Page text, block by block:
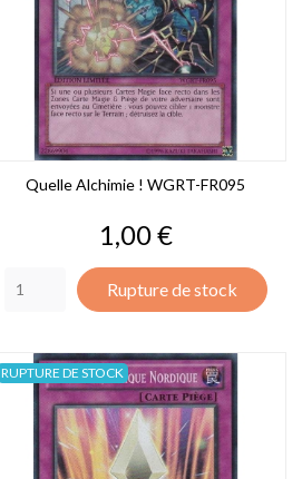
Quelle Alchimie ! WGRT-FR095
Prix
1,00 €
Rupture de stock
RUPTURE DE STOCK